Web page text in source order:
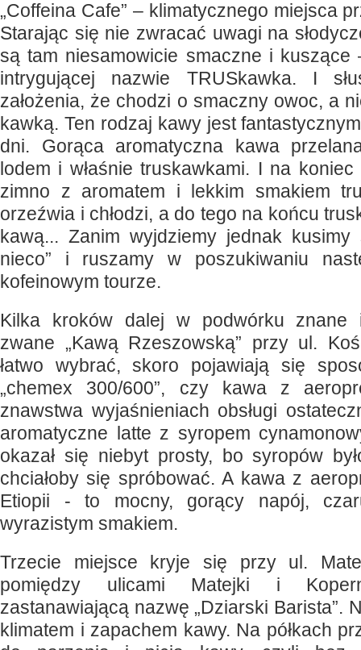
„Coffeina Cafe” – klimatycznego miejsca
Starając się nie zwracać uwagi na
są tam niesamowicie smaczne i kuszące
intrygującej nazwie TRUSkawka. I
założenia, że chodzi o smaczny owoc, a
kawką. Ten rodzaj kawy jest
dni. Gorąca aromatyczna kawa
lodem i właśnie truskawkami. I na
zimno z aromatem i lekkim smakiem
orzeźwia i chłodzi, a do tego na końcu
kawą... Zanim wyjdziemy jednak kusimy
nieco” i ruszamy w poszukiwaniu
kofeinowym tourze.
Kilka kroków dalej w podwórku znane
zwane „Kawą Rzeszowską” przy ul.
łatwo wybrać, skoro pojawiają się
„chemex 300/600”, czy kawa z
znawstwa wyjaśnieniach obsługi
aromatyczne latte z syropem
okazał się niebyt prosty, bo syropów
chciałoby się spróbować. A kawa z
Etiopii - to mocny, gorący napój,
wyrazistym smakiem.
Trzecie miejsce kryje się przy ul.
pomiędzy ulicami Matejki i
zastanawiającą nazwę „Dziarski Barista”.
klimatem i zapachem kawy. Na półkach